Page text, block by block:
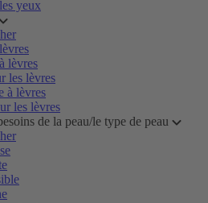
yeux
lèvres
les lèvres
à lèvres
les lèvres
de la peau/le type de peau